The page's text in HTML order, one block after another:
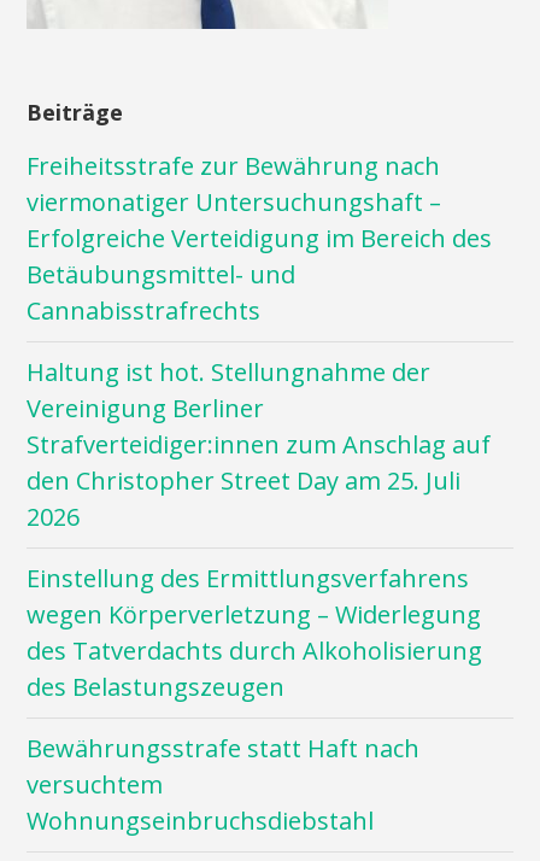
Beiträge
Freiheitsstrafe zur Bewährung nach
viermonatiger Untersuchungshaft –
Erfolgreiche Verteidigung im Bereich des
Betäubungsmittel- und
Cannabisstrafrechts
Haltung ist hot. Stellungnahme der
Vereinigung Berliner
Strafverteidiger:innen zum Anschlag auf
den Christopher Street Day am 25. Juli
2026
Einstellung des Ermittlungsverfahrens
wegen Körperverletzung – Widerlegung
des Tatverdachts durch Alkoholisierung
des Belastungszeugen
Bewährungsstrafe statt Haft nach
versuchtem
Wohnungseinbruchsdiebstahl